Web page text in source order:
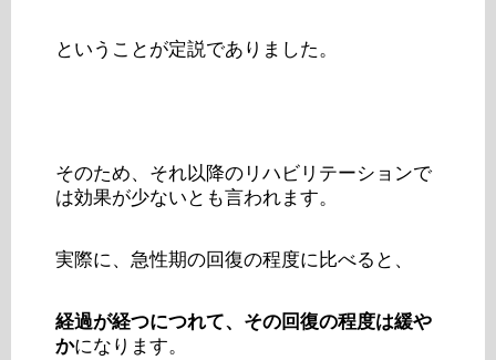
ということが定説でありました。
そのため、それ以降のリハビリテーションで
は効果が少ないとも言われます。
実際に、急性期の回復の程度に比べると、
経過が経つにつれて、その回復の程度は緩や
かになります。